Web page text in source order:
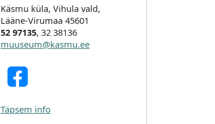
Käsmu küla, Vihula vald,
Lääne-Virumaa 45601
52 97135, 32 38136
muuseum@kasmu.ee
Täpsem info